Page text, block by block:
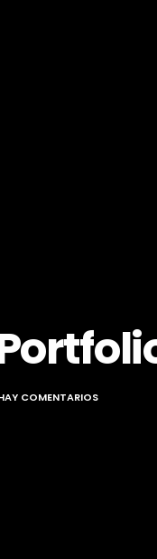
COMENTARIOS